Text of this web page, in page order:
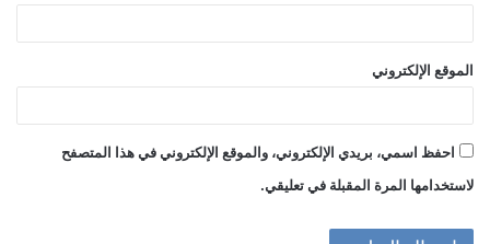
الموقع الإلكتروني
احفظ اسمي، بريدي الإلكتروني، والموقع الإلكتروني في هذا المتصفح
لاستخدامها المرة المقبلة في تعليقي.